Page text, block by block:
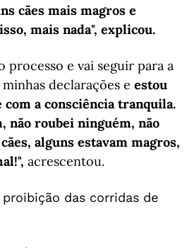
cães mais magros e
mais nada", explicou.
processo e vai seguir para a
declarações e estou
com a consciência tranquila.
não roubei ninguém, não
alguns estavam magros,
acrescentou.
das corridas de